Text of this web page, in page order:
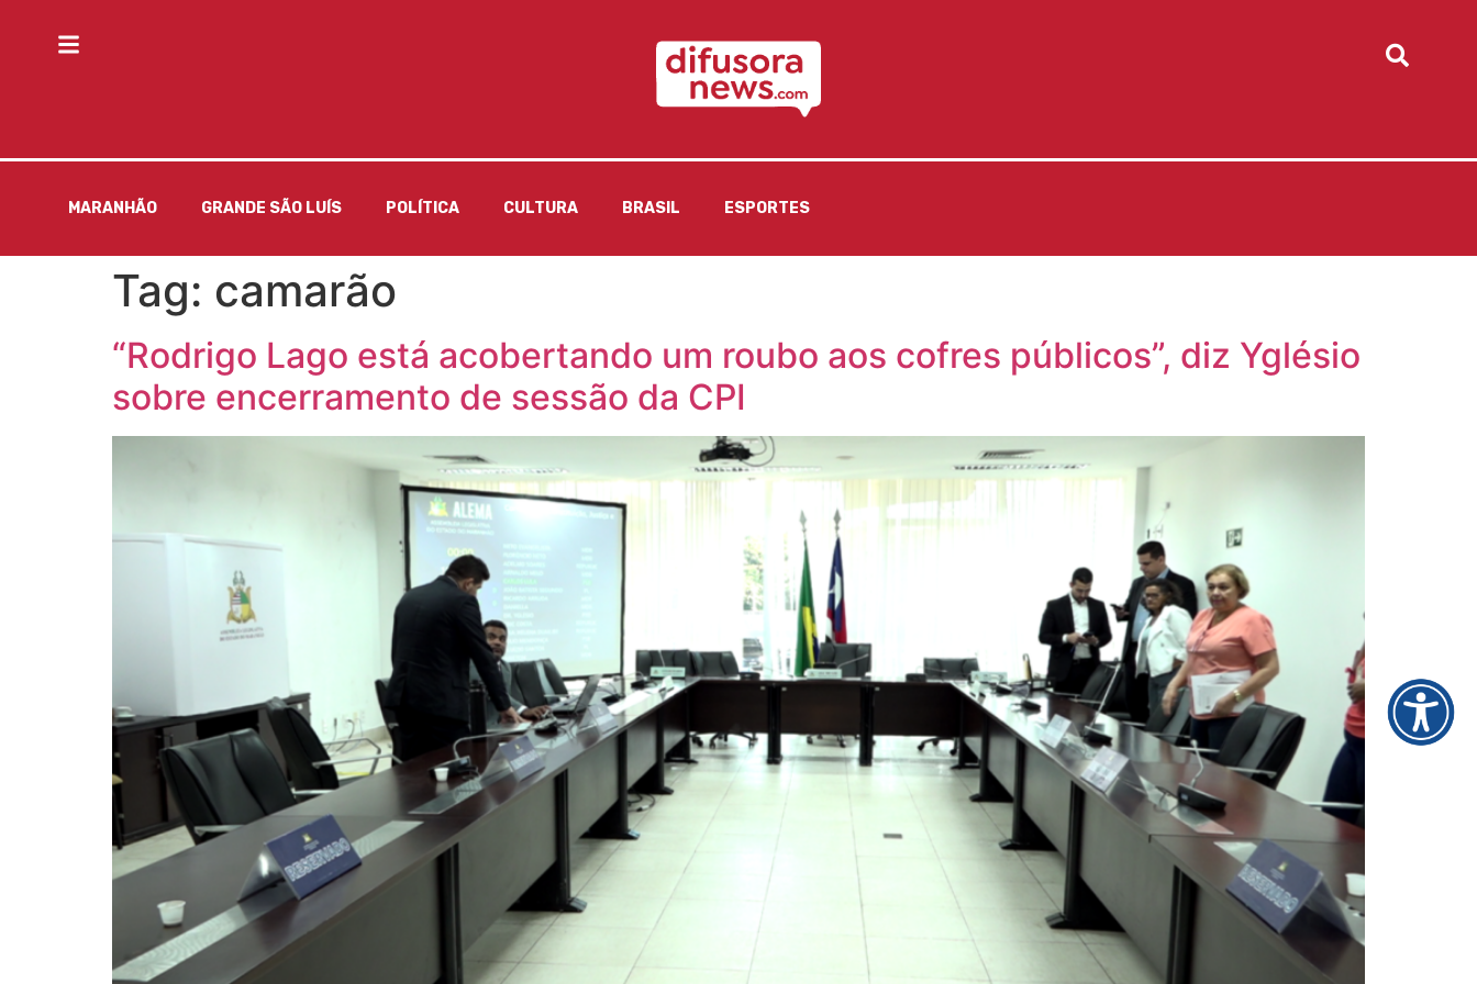
MARANHÃO GRANDE SÃO LUÍS POLÍTICA CULTURA BRASIL ESPORTES
Tag: camarão
“Rodrigo Lago está acobertando um roubo aos cofres públicos”, diz Yglésio
sobre encerramento de sessão da CPI